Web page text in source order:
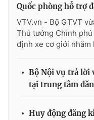
Quốc phòng hỗ trợ
VTV.vn - Bộ GTVT
Thủ tướng Chính
định xe cơ giới nhằm
Bộ Nội vụ trả lời
tại trung tâm
Huy động đăng